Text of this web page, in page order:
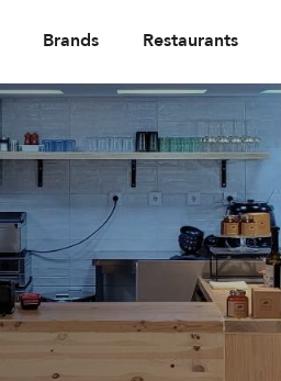
Brands Restaurants